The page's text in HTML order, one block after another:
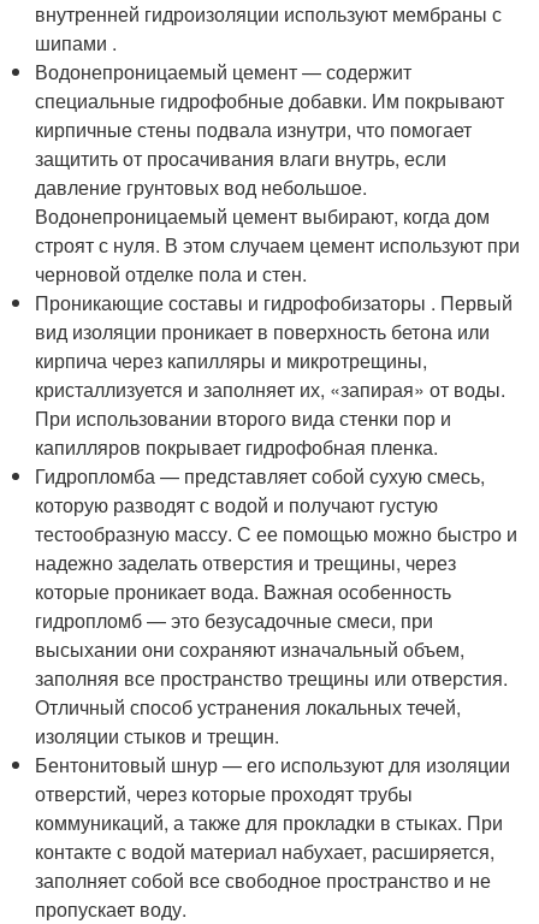
внутренней гидроизоляции используют мембраны с
шипами .
Водонепроницаемый цемент — содержит
специальные гидрофобные добавки. Им покрывают
кирпичные стены подвала изнутри, что помогает
защитить от просачивания влаги внутрь, если
давление грунтовых вод небольшое.
Водонепроницаемый цемент выбирают, когда дом
строят с нуля. В этом случаем цемент используют при
черновой отделке пола и стен.
Проникающие составы и гидрофобизаторы . Первый
вид изоляции проникает в поверхность бетона или
кирпича через капилляры и микротрещины,
кристаллизуется и заполняет их, «запирая» от воды.
При использовании второго вида стенки пор и
капилляров покрывает гидрофобная пленка.
Гидропломба — представляет собой сухую смесь,
которую разводят с водой и получают густую
тестообразную массу. С ее помощью можно быстро и
надежно заделать отверстия и трещины, через
которые проникает вода. Важная особенность
гидропломб — это безусадочные смеси, при
высыхании они сохраняют изначальный объем,
заполняя все пространство трещины или отверстия.
Отличный способ устранения локальных течей,
изоляции стыков и трещин.
Бентонитовый шнур — его используют для изоляции
отверстий, через которые проходят трубы
коммуникаций, а также для прокладки в стыках. При
контакте с водой материал набухает, расширяется,
заполняет собой все свободное пространство и не
пропускает воду.